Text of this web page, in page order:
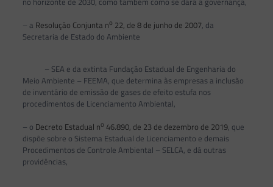
– a Resolução Conjunta no 22, de 8 de junho de 2007, da
Secretaria de Estado do Ambiente
– SEA e da extinta Fundação Estadual de Engenharia do
Meio Ambiente – FEEMA, que determina às empresas a inclusão
de inventário de emissão de gases de efeito estufa nos
procedimentos de Licenciamento Ambiental,
– o Decreto Estadual no 46.890, de 23 de dezembro de 2019, que
dispõe sobre o Sistema Estadual de Licenciamento e demais
Procedimentos de Controle Ambiental – SELCA, e dá outras
providências,